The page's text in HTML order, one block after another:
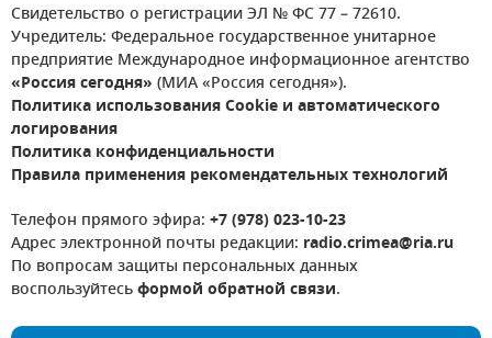
Свидетельство о регистрации ЭЛ № ФС 77 – 72610.
Учредитель: Федеральное государственное унитарное
предприятие Международное информационное агентство
«Россия сегодня» (МИА «Россия сегодня»).
Политика использования Cookie и автоматического
логирования
Политика конфиденциальности
Правила применения рекомендательных технологий
Телефон прямого эфира: +7 (978) 023-10-23
Адрес электронной почты редакции: radio.crimea@ria.ru
По вопросам защиты персональных данных
воспользуйтесьформой обратной связи.